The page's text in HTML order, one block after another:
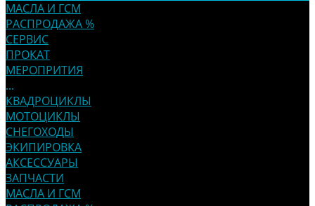
МАСЛА И ГСМ
РАСПРОДАЖА %
СЕРВИС
ПРОКАТ
МЕРОПРИТИЯ
...
КВАДРОЦИКЛЫ
МОТОЦИКЛЫ
СНЕГОХОДЫ
ЭКИПИРОВКА
АКСЕССУАРЫ
ЗАПЧАСТИ
МАСЛА И ГСМ